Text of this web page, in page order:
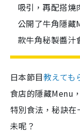
吸引，再配搭燒
公開了牛角隱
款牛角秘製醬汁
日本節目教えても
食店的隱藏Menu
特別食法，秘訣
未呢？